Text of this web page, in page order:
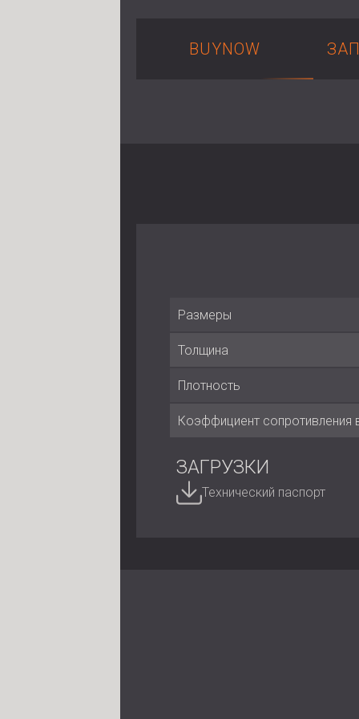
BUYNOW
Размеры
Толщина
Плотность
Коэффициент сопротивления
ЗАГРУЗКИ
Технический паспорт